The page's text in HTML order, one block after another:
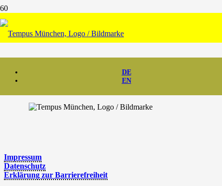
DE
EN
Leit­fa­den downloaden
49Downloads
Impres­sum
Daten­schutz
Erklä­rung zur Barrierefreiheit